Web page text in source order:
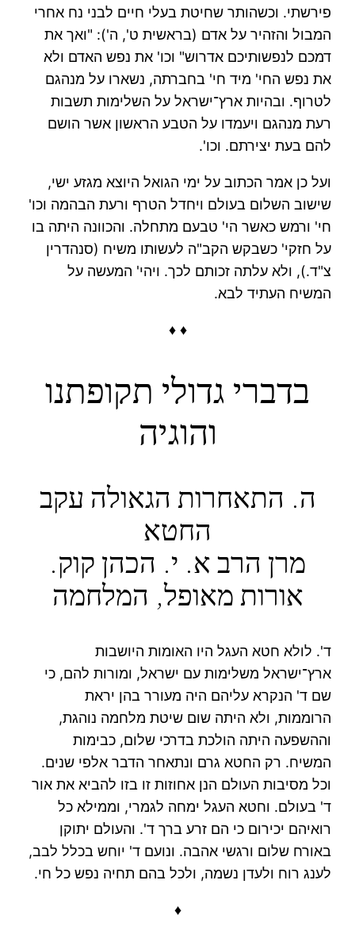
פירשתי. וכשהותר שחיטת בעלי חיים לבני נח אחרי
המבול והזהיר על אדם (בראשית ט', ה'): "ואך את
דמכם לנפשותיכם אדרוש" וכו' את נפש האדם ולא
את נפש החי' מיד חי' בחברתה, נשארו על מנהגם
לטרוף. ובהיות ארץ־ישראל על השלימות תשבות
רעת מנהגם ויעמדו על הטבע הראשון אשר הושם
להם בעת יצירתם. וכו'.
ועל כן אמר הכתוב על ימי הגואל היוצא מגזע ישי,
שישוב השלום בעולם ויחדל הטרף ורעת הבהמה וכו'
חי' ורמש כאשר הי' טבעם מתחלה. והכוונה היתה בו
על חזקי' כשבקש הקב"ה לעשותו משיח (סנהדרין
צ"ד.), ולא עלתה זכותם לכך. ויהי' המעשה על
המשיח העתיד לבא.
♦ ♦
בדברי גדולי תקופתנו
והוגיה
ה. התאחרות הגאולה עקב
החטא
מרן הרב א. י. הכהן קוק.
אורות מאופל, המלחמה
ד'. לולא חטא העגל היו האומות היושבות
ארץ־ישראל משלימות עם ישראל, ומורות להם, כי
שם ד' הנקרא עליהם היה מעורר בהן יראת
הרוממות, ולא היתה שום שיטת מלחמה נוהגת,
וההשפעה היתה הולכת בדרכי שלום, כבימות
המשיח. רק החטא גרם ונתאחר הדבר אלפי שנים.
וכל מסיבות העולם הנן אחוזות זו בזו להביא את אור
ד' בעולם. וחטא העגל ימחה לגמרי, וממילא כל
רואיהם יכירום כי הם זרע ברך ד'. והעולם יתוקן
באורח שלום ורגשי אהבה. ונועם ד' יוחש בכלל לבב,
לענג רוח ולעדן נשמה, ולכל בהם תחיה נפש כל חי.
♦